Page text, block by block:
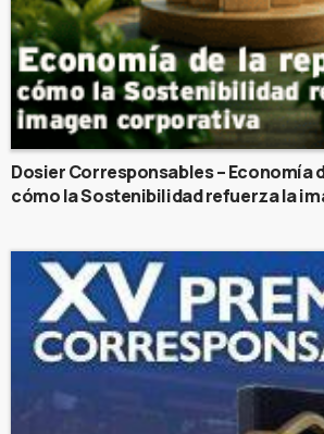
Dosier Corresponsables – Economía
cómo la Sostenibilidad refuerza la